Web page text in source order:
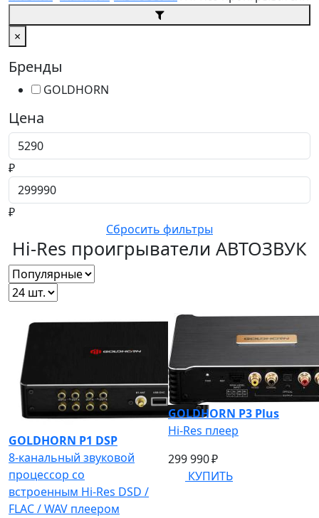
×
Бренды
GOLDHORN
Цена
Цена от
₽
Цена до
₽
Сбросить фильтры
Hi-Res проигрыватели АВТОЗВУК
GOLDHORN P1 DSP
8-канальный звуковой
процессор со
встроенным Hi-Res DSD /
FLAC / WAV плеером
GOLDHORN P3 Plus
Hi-Res плеер
299 990 ₽
КУПИТЬ